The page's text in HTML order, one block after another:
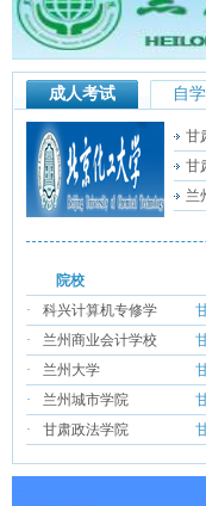
成人考试 自
甘
甘
兰
院校
·
科兴计算机专修学
·
兰州商业会计学校
·
兰州大学
·
兰州城市学院
·
甘肃政法学院